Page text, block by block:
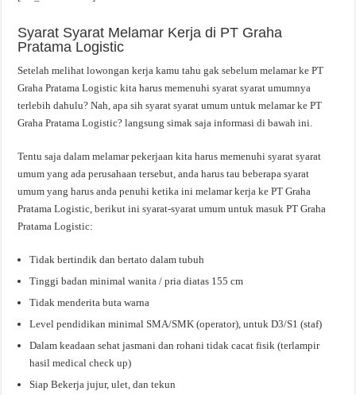
Syarat Syarat Melamar Kerja di PT Graha
Pratama Logistic
Setelah melihat lowongan kerja kamu tahu gak sebelum melamar ke PT
Graha Pratama Logistic kita harus memenuhi syarat syarat umumnya
terlebih dahulu? Nah, apa sih syarat syarat umum untuk melamar ke PT
Graha Pratama Logistic? langsung simak saja informasi di bawah ini.
Tentu saja dalam melamar pekerjaan kita harus memenuhi syarat syarat
umum yang ada perusahaan tersebut, anda harus tau beberapa syarat
umum yang harus anda penuhi ketika ini melamar kerja ke PT Graha
Pratama Logistic, berikut ini syarat-syarat umum untuk masuk PT Graha
Pratama Logistic:
Tidak bertindik dan bertato dalam tubuh
Tinggi badan minimal wanita / pria diatas 155 cm
Tidak menderita buta warna
Level pendidikan minimal SMA/SMK (operator), untuk D3/S1 (staf)
Dalam keadaan sehat jasmani dan rohani tidak cacat fisik (terlampir
hasil medical check up)
Siap Bekerja jujur, ulet, dan tekun